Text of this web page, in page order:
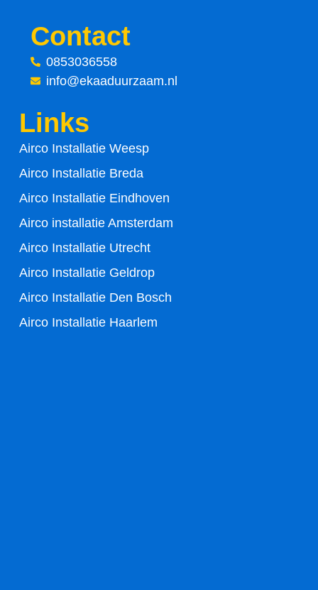
c
e
b
o
k
-
f
Contact
0853036558
info@ekaaduurzaam.nl
Links
Airco Installatie Weesp
Airco Installatie Breda
Airco Installatie Eindhoven
Airco installatie Amsterdam
Airco Installatie Utrecht
Airco Installatie Geldrop
Airco Installatie Den Bosch
Airco Installatie Haarlem